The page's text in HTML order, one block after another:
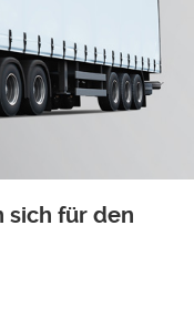
sich für den